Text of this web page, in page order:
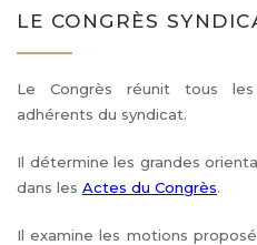
LE CONGRÈS
Le Congrès réunit tous
adhérents du syndicat.
Il détermine les grandes
dans les Actes du Congrès.
Il examine les motions